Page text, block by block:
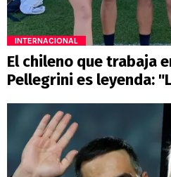
INTERNACIONAL
El chileno que trabaja
Pellegrini es leyenda: